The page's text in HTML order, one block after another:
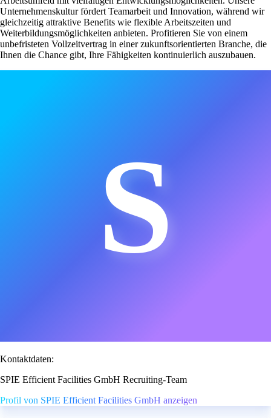
Unternehmenskultur fördert Teamarbeit und Innovation, während wir
gleichzeitig attraktive Benefits wie flexible Arbeitszeiten und
Weiterbildungsmöglichkeiten anbieten. Profitieren Sie von einem
unbefristeten Vollzeitvertrag in einer zukunftsorientierten Branche, die
Ihnen die Chance gibt, Ihre Fähigkeiten kontinuierlich auszubauen.
S
Kontaktdaten:
SPIE Efficient Facilities GmbH Recruiting-Team
Profil von SPIE Efficient Facilities GmbH anzeigen